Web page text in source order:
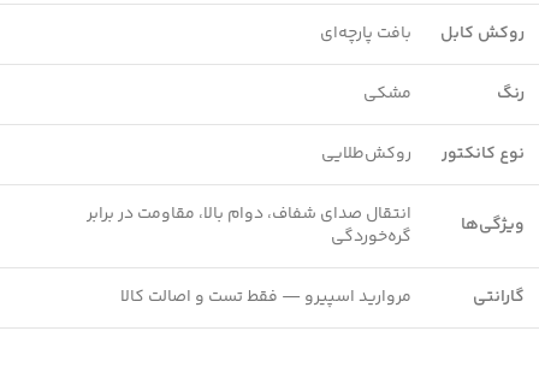
روکش کابل بافت پارچه‌ای
رنگ مشکی
نوع کانکتور روکش‌طلایی
ویژگی‌ها
انتقال صدای شفاف، دوام بالا، مقاومت در برابر
گره‌خوردگی
گارانتی مروارید اسپيرو — فقط تست و اصالت کالا